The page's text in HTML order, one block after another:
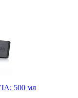
500 мл